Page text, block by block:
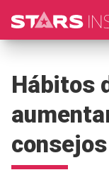
Hábitos